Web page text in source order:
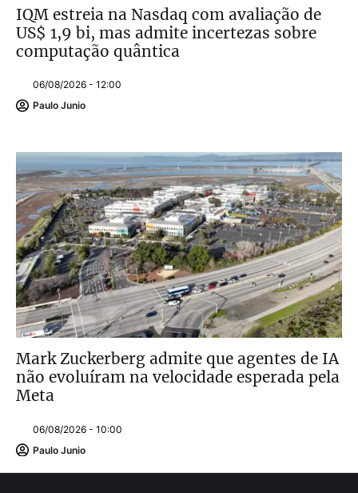
IQM estreia na Nasdaq com avaliação de
US$ 1,9 bi, mas admite incertezas sobre
computação quântica
06/08/2026 - 12:00
Paulo Junio
Mark Zuckerberg admite que agentes de IA
não evoluíram na velocidade esperada pela
Meta
06/08/2026 - 10:00
Paulo Junio